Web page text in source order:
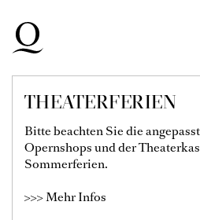
Zur Hauptnavigation
Zum Hauptinhalt springen
Zum Footer springen
THEATERFERIEN
Bitte beachten Sie die
Opernshops und der
Sommerferien.
>>> Mehr Infos
RIFAIL
Bühnen- &